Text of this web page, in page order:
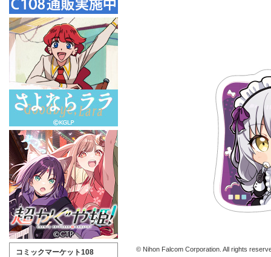
© Nihon Falcom Corporation. All rights
コミックマーケット108